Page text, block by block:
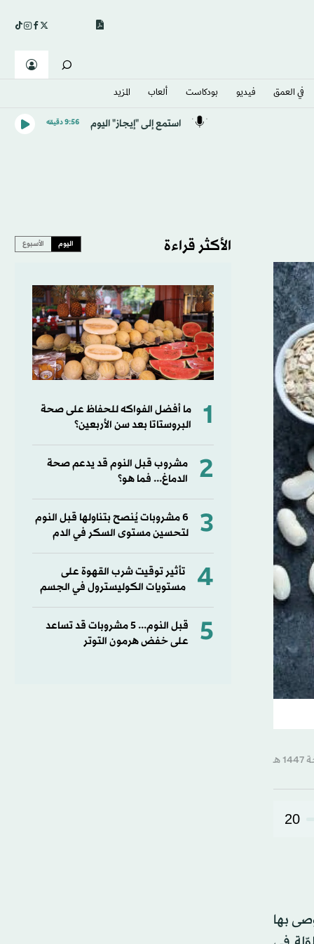
في العمق فيديو بودكاست ألعاب المزيد
استمع إلى "إيجاز" اليوم 9:56 دقيقه
20
الموصى بها
الأكثر قراءة اليوم الأسبوع
1
ما أفضل الفواكه للحفاظ على صحة
البروستاتا بعد سن الأربعين؟
2
مشروب قبل النوم قد يدعم صحة
الدماغ... فما هو؟
3
6 مشروبات يُنصح بتناولها قبل النوم
لتحسين مستوى السكر في الدم
4
تأثير توقيت شرب القهوة على
مستويات الكوليسترول في الجسم
5
قبل النوم... 5 مشروبات قد تساعد
على خفض هرمون التوتر